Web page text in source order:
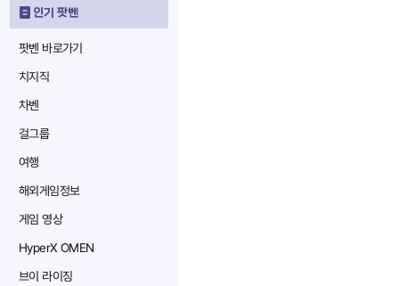
인기 팟벤
팟벤 바로가기
치지직
차벤
걸그룹
여행
해외게임정보
게임 영상
HyperX OMEN
브이 라이징